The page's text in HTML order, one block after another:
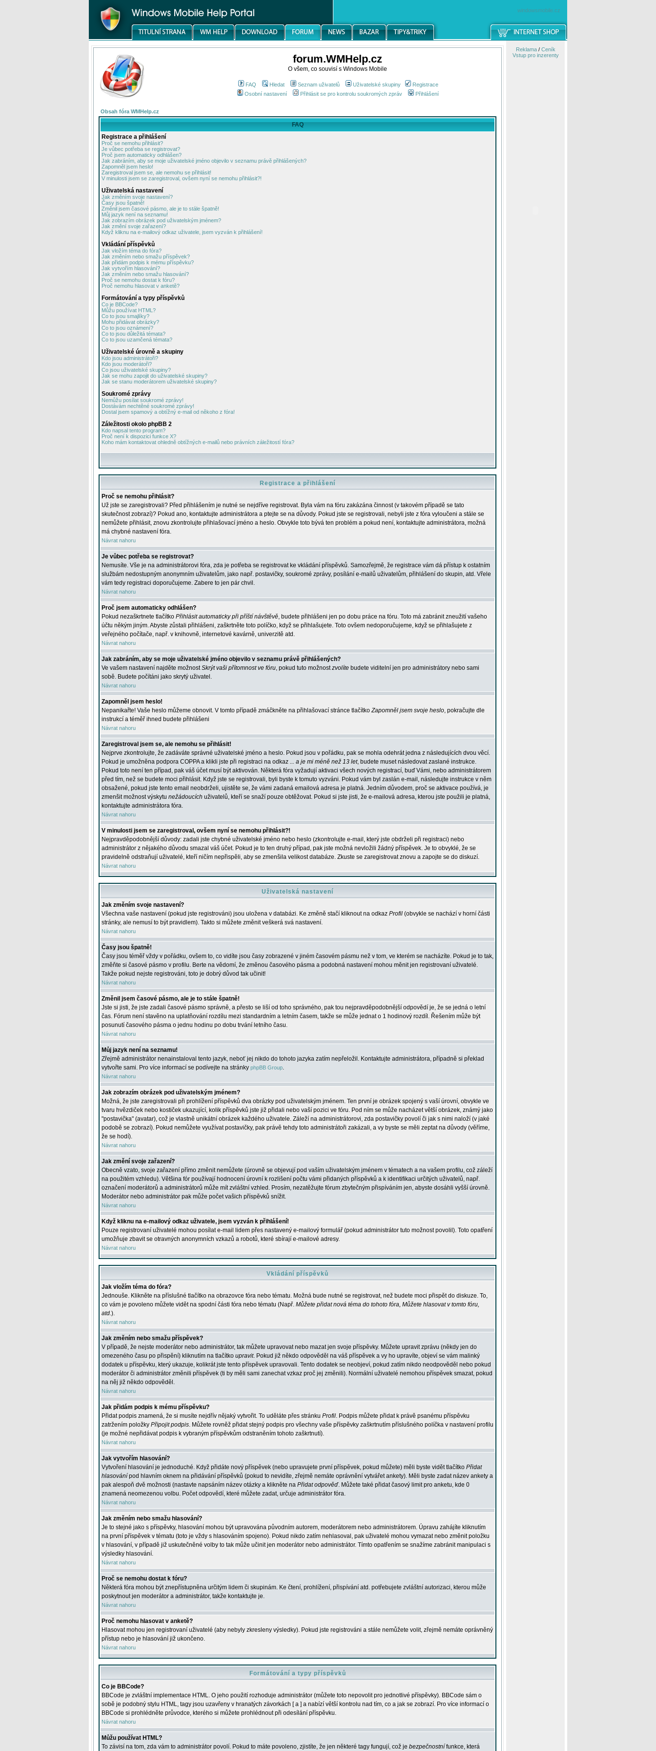
windowsmobile.cz
forum.WMHelp.cz
O všem, co souvisí s Windows Mobile
FAQ Hledat Seznam uživatelů Uživatelské skupiny
Registrace
Osobní nastavení
Přihlásit se pro kontrolu soukromých zpráv Přihlášení
Obsah fóra WMHelp.cz
FAQ
Registrace a přihlášení
Proč se nemohu přihlásit?
Je vůbec potřeba se registrovat?
Proč jsem automaticky odhlášen?
Jak zabráním, aby se moje uživatelské jméno objevilo v seznamu právě přihlášených?
Zapomněl jsem heslo!
Zaregistroval jsem se, ale nemohu se přihlásit!
V minulosti jsem se zaregistroval, ovšem nyní se nemohu přihlásit?!
Uživatelská nastavení
Jak změním svoje nastavení?
Časy jsou špatně!
Změnil jsem časové pásmo, ale je to stále špatně!
Můj jazyk není na seznamu!
Jak zobrazím obrázek pod uživatelským jménem?
Jak změní svoje zařazení?
Když kliknu na e-mailový odkaz uživatele, jsem vyzván k přihlášení!
Vkládání příspěvků
Jak vložím téma do fóra?
Jak změním nebo smažu příspěvek?
Jak přidám podpis k mému příspěvku?
Jak vytvořím hlasování?
Jak změním nebo smažu hlasování?
Proč se nemohu dostat k fóru?
Proč nemohu hlasovat v anketě?
Formátování a typy příspěvků
Co je BBCode?
Můžu používat HTML?
Co to jsou smajlíky?
Mohu přidávat obrázky?
Co to jsou oznámení?
Co to jsou důležitá témata?
Co to jsou uzamčená témata?
Uživatelské úrovně a skupiny
Kdo jsou administrátoři?
Kdo jsou moderátoři?
Co jsou uživatelské skupiny?
Jak se mohu zapojit do uživatelské skupiny?
Jak se stanu moderátorem uživatelské skupiny?
Soukromé zprávy
Nemůžu posílat soukromé zprávy!
Dostávám nechtěné soukromé zprávy!
Dostal jsem spamový a obtížný e-mail od někoho z fóra!
Záležitosti okolo phpBB 2
Kdo napsal tento program?
Proč není k dispozici funkce X?
Koho mám kontaktovat ohledně obtížných e-mailů nebo právních záležitostí fóra?
Registrace a přihlášení
Proč se nemohu přihlásit?
Už jste se zaregistrovali? Před přihlášením je nutné se nejdříve registrovat. Byla vám na fóru zakázána činnost (v takovém případě se tato
skutečnost zobrazí)? Pokud ano, kontaktujte administrátora a ptejte se na důvody. Pokud jste se registrovali, nebyli jste z fóra vyloučeni a stále se
nemůžete přihlásit, znovu zkontrolujte přihlašovací jméno a heslo. Obvykle toto bývá ten problém a pokud není, kontaktujte administrátora, možná
má chybné nastavení fóra.
Návrat nahoru
Je vůbec potřeba se registrovat?
Nemusíte. Vše je na administrátorovi fóra, zda je potřeba se registrovat ke vkládání příspěvků. Samozřejmě, že registrace vám dá přístup k ostatním
službám nedostupným anonymním uživatelům, jako např. postavičky, soukromé zprávy, posílání e-mailů uživatelům, přihlášení do skupin, atd. Vřele
vám tedy registraci doporučujeme. Zabere to jen pár chvil.
Návrat nahoru
Proč jsem automaticky odhlášen?
Pokud nezaškrtnete tlačítko Přihlásit automaticky při příští návštěvě, budete přihlášeni jen po dobu práce na fóru. Toto má zabránit zneužití vašeho
účtu někým jiným. Abyste zůstali přihlášeni, zaškrtněte toto políčko, když se přihlašujete. Toto ovšem nedoporučujeme, když se přihlašujete z
veřejného počítače, např. v knihovně, internetové kavárně, univerzitě atd.
Návrat nahoru
Jak zabráním, aby se moje uživatelské jméno objevilo v seznamu právě přihlášených?
Ve vašem nastavení najděte možnostSkrýt vaši přítomnost ve fóru, pokud tuto možnostzvolíte budete viditelní jen pro administrátory nebo sami
sobě. Budete počítáni jako skrytý uživatel.
Návrat nahoru
Zapomněl jsem heslo!
Nepanikařte! Vaše heslo můžeme obnovit. V tomto případě zmáčkněte na přihlašovací stránce tlačítkoZapomněl jsem svoje heslo, pokračujte dle
instrukcí a téměř ihned budete přihlášeni
Návrat nahoru
Zaregistroval jsem se, ale nemohu se přihlásit!
Nejprve zkontrolujte, že zadáváte správné uživatelské jméno a heslo. Pokud jsou v pořádku, pak se mohla odehrát jedna z následujících dvou věcí.
Pokud je umožněna podpora COPPA a klikli jste při registraci na odkaz ... a je mi méně než 13 let, budete muset následovat zaslané instrukce.
Pokud toto není ten případ, pak váš účet musí být aktivován. Některá fóra vyžadují aktivaci všech nových registrací, buď Vámi, nebo administrátorem
před tím, než se budete moci přihlásit. Když jste se registrovali, byli byste k tomuto vyzváni. Pokud vám byl zaslán e-mail, následujte instrukce v něm
obsažené, pokud jste tento email neobdrželi, ujistěte se, že vámi zadaná emailová adresa je platná. Jedním důvodem, proč se aktivace používá, je
zmenšit možnost výskytu nežádoucích uživatelů, kteří se snaží pouze obtěžovat. Pokud si jste jisti, že e-mailová adresa, kterou jste použili je platná,
kontaktujte administrátora fóra.
Návrat nahoru
V minulosti jsem se zaregistroval, ovšem nyní se nemohu přihlásit?!
Nejpravděpodobnější důvody: zadali jste chybné uživatelské jméno nebo heslo (zkontrolujte e-mail, který jste obdrželi při registraci) nebo
administrátor z nějakého důvodu smazal váš účet. Pokud je to ten druhý případ, pak jste možná nevložili žádný příspěvek. Je to obvyklé, že se
pravidelně odstraňují uživatelé, kteří ničím nepřispěli, aby se zmenšila velikost databáze. Zkuste se zaregistrovat znovu a zapojte se do diskuzí.
Návrat nahoru
Uživatelská nastavení
Jak změním svoje nastavení?
Všechna vaše nastavení (pokud jste registrováni) jsou uložena v databázi. Ke změně stačí kliknout na odkaz Profil (obvykle se nachází v horní části
stránky, ale nemusí to být pravidlem). Takto si můžete změnit veškerá svá nastavení.
Návrat nahoru
Časy jsou špatně!
Časy jsou téměř vždy v pořádku, ovšem to, co vidíte jsou časy zobrazené v jiném časovém pásmu než v tom, ve kterém se nacházíte. Pokud je to tak,
změňte si časové pásmo v profilu. Berte na vědomí, že změnou časového pásma a podobná nastavení mohou měnit jen registrovaní uživatelé.
Takže pokud nejste registrováni, toto je dobrý důvod tak učinit!
Návrat nahoru
Změnil jsem časové pásmo, ale je to stále špatně!
Jste si jisti, že jste zadali časové pásmo správně, a přesto se liší od toho správného, pak tou nejpravděpodobnější odpovědí je, že se jedná o letní
čas. Fórum není stavěno na uplatňování rozdílu mezi standardním a letním časem, takže se může jednat o 1 hodinový rozdíl. Řešením může být
posunutí časového pásma o jednu hodinu po dobu trvání letního času.
Návrat nahoru
Můj jazyk není na seznamu!
Zřejmě administrátor nenainstaloval tento jazyk, neboť jej nikdo do tohoto jazyka zatím nepřeložil. Kontaktujte administrátora, případně si překlad
vytvořte sami. Pro více informací se podívejte na stránky phpBB Group.
Návrat nahoru
Jak zobrazím obrázek pod uživatelským jménem?
Možná, že jste zaregistrovali při prohlížení příspěvků dva obrázky pod uživatelským jménem. Ten první je obrázek spojený s vaší úrovní, obvykle ve
tvaru hvězdiček nebo kostiček ukazující, kolik příspěvků jste již přidali nebo vaší pozici ve fóru. Pod ním se může nacházet větší obrázek, známý jako
"postavička" (avatar), což je vlastně unikátní obrázek každého uživatele. Záleží na administrátorovi, zda postavičky povolí či jak s nimi naloží (v jaké
podobě se zobrazí). Pokud nemůžete využívat postavičky, pak právě tehdy toto administrátoři zakázali, a vy byste se měli zeptat na důvody (věříme,
že se hodí).
Návrat nahoru
Jak změní svoje zařazení?
Obecně vzato, svoje zařazení přímo změnit nemůžete (úrovně se objevují pod vaším uživatelským jménem v tématech a na vašem profilu, což záleží
na použitém vzhledu). Většina fór používají hodnocení úrovní k rozlišení počtu vámi přidaných příspěvků a k identifikaci určitých uživatelů, např.
označení moderátorů a administrátorů může mít zvláštní vzhled. Prosím, nezatěžujte fórum zbytečným přispíváním jen, abyste dosáhli vyšší úrovně.
Moderátor nebo administrátor pak může počet vašich příspěvků snížit.
Návrat nahoru
Když kliknu na e-mailový odkaz uživatele, jsem vyzván k přihlášení!
Pouze registrovaní uživatelé mohou posílat e-mail lidem přes nastavený e-mailový formulář (pokud administrátor tuto možnost povolil). Toto opatření
umožňuje zbavit se otravných anonymních vzkazů a robotů, které sbírají e-mailové adresy.
Návrat nahoru
Vkládání příspěvků
Jak vložím téma do fóra?
Jednouše. Klikněte na příslušné tlačítko na obrazovce fóra nebo tématu. Možná bude nutné se registrovat, než budete moci přispět do diskuze. To,
co vám je povoleno můžete vidět na spodní části fóra nebo tématu (Např. Můžete přidat nová téma do tohoto fóra, Můžete hlasovat v tomto fóru,
atd.).
Návrat nahoru
Jak změním nebo smažu příspěvek?
V případě, že nejste moderátor nebo administrátor, tak můžete upravovat nebo mazat jen svoje příspěvky. Můžete upravit zprávu (někdy jen do
omezeného času po přispění) kliknutím na tlačítko upravit. Pokud již někdo odpověděl na váš příspěvek a vy ho upravíte, objeví se vám malinký
dodatek u příspěvku, který ukazuje, kolikrát jste tento příspěvek upravovali. Tento dodatek se neobjeví, pokud zatím nikdo neodpověděl nebo pokud
moderátor či administrátor změnili příspěvek (ti by měli sami zanechat vzkaz proč jej změnili). Normální uživatelé nemohou příspěvek smazat, pokud
na něj již někdo odpověděl.
Návrat nahoru
Jak přidám podpis k mému příspěvku?
Přidat podpis znamená, že si musíte nejdřív nějaký vytvořit. To uděláte přes stránku Profil. Podpis můžete přidat k právě psanému příspěvku
zatržením položky Připojit podpis. Můžete rovněž přidat stejný podpis pro všechny vaše příspěvky zaškrtnutím příslušného políčka v nastavení profilu
(je možné nepřidávat podpis k vybraným příspěvkům odstraněním tohoto zaškrtnutí).
Návrat nahoru
Jak vytvořím hlasování?
Vytvoření hlasování je jednoduché. Když přidáte nový příspěvek (nebo upravujete první příspěvek, pokud můžete) měli byste vidět tlačítko Přidat
hlasování pod hlavním oknem na přidávání příspěvků (pokud to nevidíte, zřejmě nemáte oprávnění vytvářet ankety). Měli byste zadat název ankety a
pak alespoň dvě možnosti (nastavte napsáním název otázky a klikněte na Přidat odpověď. Můžete také přidat časový limit pro anketu, kde 0
znamená neomezenou volbu. Počet odpovědí, které můžete zadat, určuje administrátor fóra.
Návrat nahoru
Jak změním nebo smažu hlasování?
Je to stejné jako s příspěvky, hlasování mohou být upravována původním autorem, moderátorem nebo administrátorem. Úpravu zahájíte kliknutím
na první příspěvek v tématu (toto je vždy s hlasováním spojeno). Pokud nikdo zatím nehlasoval, pak uživatelé mohou vymazat nebo změnit položku
v hlasování, v případě již uskutečněné volby to tak může učinit jen moderátor nebo administrátor. Tímto opatřením se snažíme zabránit manipulaci s
výsledky hlasování.
Návrat nahoru
Proč se nemohu dostat k fóru?
Některá fóra mohou být znepřístupněna určitým lidem či skupinám. Ke čtení, prohlížení, přispívání atd. potřebujete zvláštní autorizaci, kterou může
poskytnout jen moderátor a administrátor, takže kontaktujte je.
Návrat nahoru
Proč nemohu hlasovat v anketě?
Hlasovat mohou jen registrovaní uživatelé (aby nebyly zkresleny výsledky). Pokud jste registrováni a stále nemůžete volit, zřejmě nemáte oprávněný
přístup nebo je hlasování již ukončeno.
Návrat nahoru
Formátování a typy příspěvků
Co je BBCode?
BBCode je zvláštní implementace HTML. O jeho použití rozhoduje administrátor (můžete toto nepovolit pro jednotlivé příspěvky). BBCode sám o
sobě je podobný stylu HTML, tagy jsou uzavřeny v hranatých závorkách [ a ] a nabízí větší kontrolu nad tím, co a jak se zobrazí. Pro více informací o
BBCode si prohlédněte průvodce, kterého si můžete prohlédnout při odesílání příspěvku.
Návrat nahoru
Můžu používat HTML?
To závisí na tom, zda vám to administrátor povolí. Pokud to máte povoleno, zjistíte, že jen některé tagy fungují, což je bezpečnostní funkce, která
Reklama/ Ceník
Vstup pro inzerenty